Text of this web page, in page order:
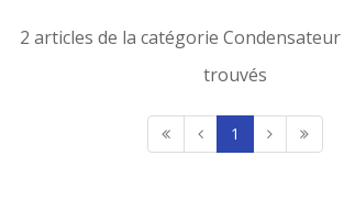
2 articles de la catégorie
trouvés
1